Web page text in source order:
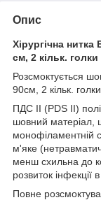
Опис
Хірургічна
см, 2 кільк.
Розсмоктується
90см, 2 кільк.
ПДС II (PDS II)
шовний матеріал,
монофіламентній
м'яке
менш схильна до
розвиток інфекції
Повне